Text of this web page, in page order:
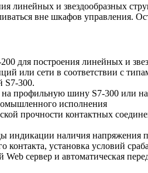
линейных и звездообразных
вне шкафов управления.
для построения линейных и
или сети в соответствии с
S7-300.
профильную шину S7-300 или на
исполнения
прочности контактных
индикации наличия напряжения
установка условий
сервер и автоматическая